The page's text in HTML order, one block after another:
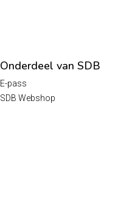
Onderdeel van SDB
E-pass
SDB Webshop